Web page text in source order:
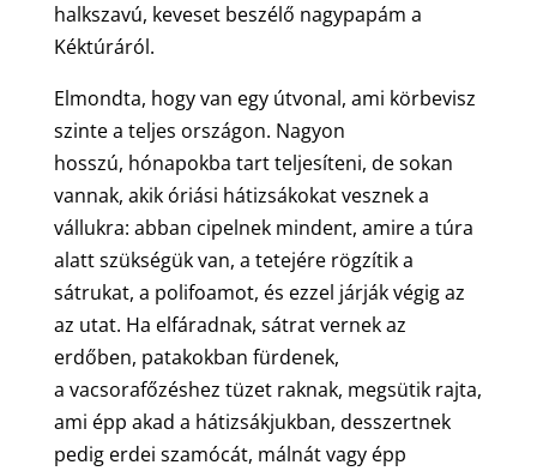
halkszavú, keveset beszélő nagypapám a
Kéktúráról.
Elmondta, hogy van egy útvonal, ami körbevisz
szinte a teljes országon. Nagyon
hosszú, hónapokba tart teljesíteni, de sokan
vannak, akik óriási hátizsákokat vesznek a
vállukra: abban cipelnek mindent, amire a túra
alatt szükségük van, a tetejére rögzítik a
sátrukat, a polifoamot, és ezzel járják végig az
az utat. Ha elfáradnak, sátrat vernek az
erdőben, patakokban fürdenek,
a vacsorafőzéshez tüzet raknak, megsütik rajta,
ami épp akad a hátizsákjukban, desszertnek
pedig erdei szamócát, málnát vagy épp